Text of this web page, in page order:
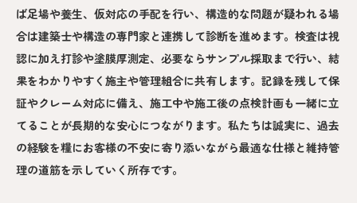
ば足場や養生、仮対応の手配を行い、構造的な問題が疑われる場
合は建築士や構造の専門家と連携して診断を進めます。検査は視
認に加え打診や塗膜厚測定、必要ならサンプル採取まで行い、結
果をわかりやすく施主や管理組合に共有します。記録を残して保
証やクレーム対応に備え、施工中や施工後の点検計画も一緒に立
てることが長期的な安心につながります。私たちは誠実に、過去
の経験を糧にお客様の不安に寄り添いながら最適な仕様と維持管
理の道筋を示していく所存です。